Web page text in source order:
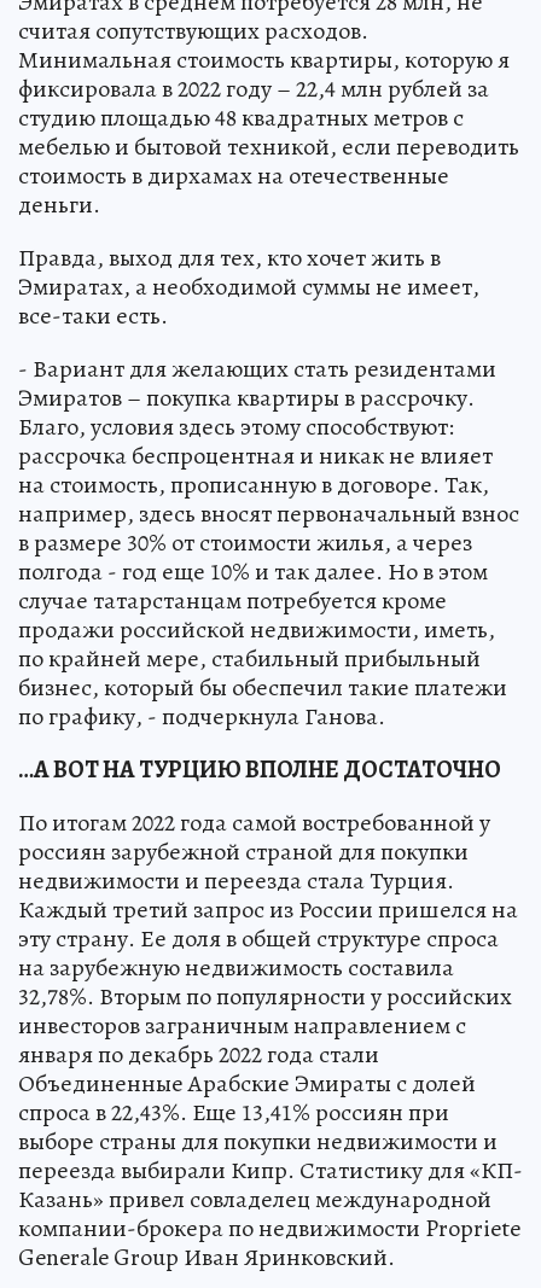
считая сопутствующих расходов.
Минимальная стоимость квартиры, которую я
фиксировала в 2022 году – 22,4 млн рублей за
студию площадью 48 квадратных метров с
мебелью и бытовой техникой, если переводить
стоимость в дирхамах на отечественные
деньги.
Правда, выход для тех, кто хочет жить в
Эмиратах, а необходимой суммы не имеет,
все-таки есть.
- Вариант для желающих стать резидентами
Эмиратов – покупка квартиры в рассрочку.
Благо, условия здесь этому способствуют:
рассрочка беспроцентная и никак не влияет
на стоимость, прописанную в договоре. Так,
например, здесь вносят первоначальный взнос
в размере 30% от стоимости жилья, а через
полгода - год еще 10% и так далее. Но в этом
случае татарстанцам потребуется кроме
продажи российской недвижимости, иметь,
по крайней мере, стабильный прибыльный
бизнес, который бы обеспечил такие платежи
по графику, - подчеркнула Ганова.
…А ВОТ НА ТУРЦИЮ ВПОЛНЕ ДОСТАТОЧНО
По итогам 2022 года самой востребованной у
россиян зарубежной страной для покупки
недвижимости и переезда стала Турция.
Каждый третий запрос из России пришелся на
эту страну. Ее доля в общей структуре спроса
на зарубежную недвижимость составила
32,78%. Вторым по популярности у российских
инвесторов заграничным направлением с
января по декабрь 2022 года стали
Объединенные Арабские Эмираты с долей
спроса в 22,43%. Еще 13,41% россиян при
выборе страны для покупки недвижимости и
переезда выбирали Кипр. Статистику для «КП-
Казань» привел совладелец международной
компании-брокера по недвижимости Propriete
Generale Group Иван Яринковский.